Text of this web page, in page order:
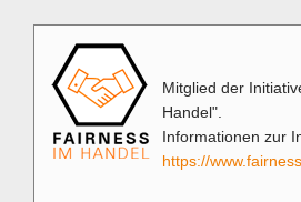
Mitglied der
Handel".
Informationen zur
https://